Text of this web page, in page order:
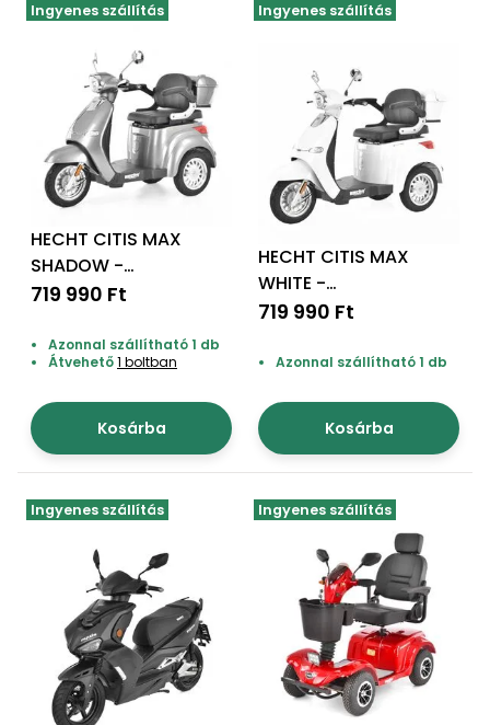
Ingyenes szállítás
HECHT CITIS MAX
SHADOW -
Akkumulátoros
719 990 Ft
Azonnal szállítható 1 db
Átvehető1 boltban
Kosárba
Ingyenes szállítás
HECHT CITIS MAX
WHITE -
Akkumulátoros
719 990 Ft
Azonnal szállítható 1 db
Kosárba
Ingyenes szállítás Ingyenes szállítás